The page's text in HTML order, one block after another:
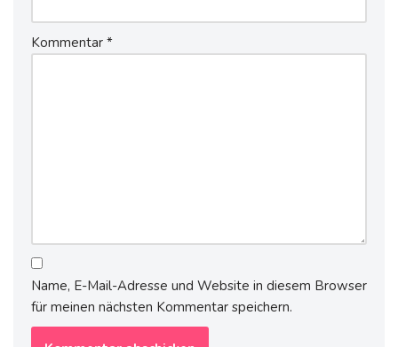
Kommentar *
Name, E-Mail-Adresse und Website in diesem Browser
für meinen nächsten Kommentar speichern.